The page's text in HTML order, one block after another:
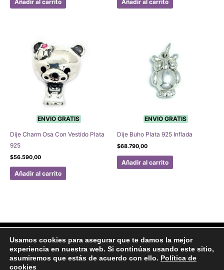
Añadir al carrito
era:
Añadir al carrito
ENVIO GRATIS
Dije Charm Osa Con Vestido Plata
925
$56.590,00
Añadir al carrito
ENVIO GRATIS
Dije Buho Plata 925 Inflada
$68.790,00
Añadir al carrito
Facebook Instagram
Aviso legal Politicas de Privacidad
Politica de Cookies
Usamos cookies para asegurar que te damos la mejor
experiencia en nuestra web. Si continúas usando este sitio,
asumiremos que estás de acuerdo con ello. Política de
cookies